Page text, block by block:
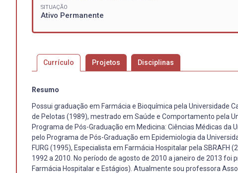
SITUAÇÃO
Ativo Permanente
Currículo Projetos Disciplinas
Resumo
Possui graduação em Farmácia e Bioquímica pela Universidade
de Pelotas (1989), mestrado em Saúde e Comportamento pela
Programa de Pós-Graduação em Medicina: Ciências Médicas da
pelo Programa de Pós-Graduação em Epidemiologia da
FURG (1995), Especialista em Farmácia Hospitalar pela
1992 a 2010. No período de agosto de 2010 a janeiro de 2013
Farmácia Hospitalar e Estágios). Atualmente sou professora